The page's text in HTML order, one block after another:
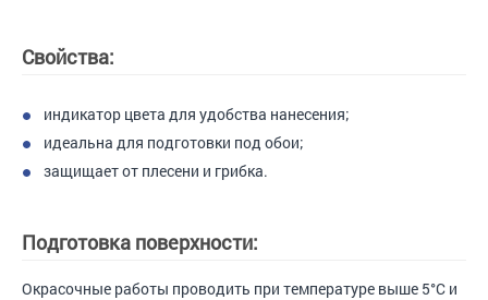
Свойства:
индикатор цвета для удобства нанесения;
идеальна для подготовки под обои;
защищает от плесени и грибка.
Подготовка поверхности:
Окрасочные работы проводить при температуре выше 5°С и